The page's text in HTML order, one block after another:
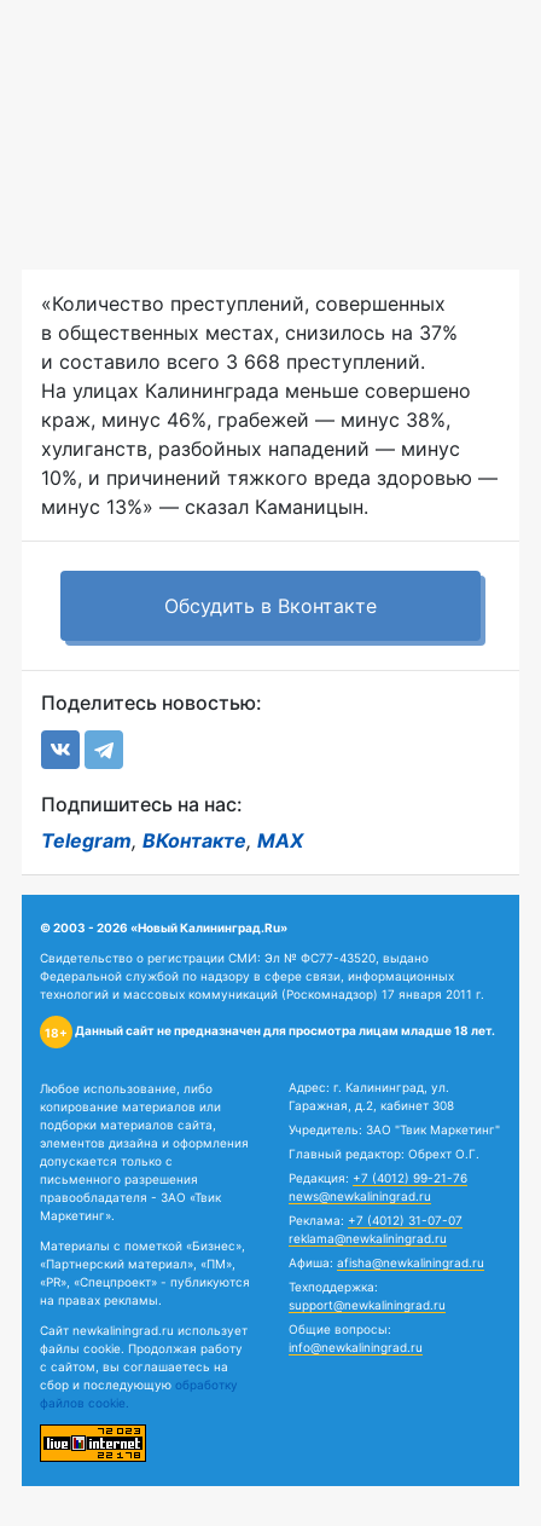
«Количество преступлений, совершенных
в общественных местах, снизилось на 37%
и составило всего 3 668 преступлений.
На улицах Калининграда меньше совершено
краж, минус 46%, грабежей — минус 38%,
хулиганств, разбойных нападений — минус
10%, и причинений тяжкого вреда здоровью —
минус 13%» — сказал Каманицын.
Обсудить в Вконтакте
Поделитесь новостью:
Подпишитесь на нас:
Telegram, ВКонтакте, MAX
© 2003 - 2026 «Новый Калининград.Ru»
Свидетельство о регистрации СМИ: Эл № ФС77-43520, выдано
Федеральной службой по надзору в сфере связи, информационных
технологий и массовых коммуникаций (Роскомнадзор) 17 января 2011 г.
18+ Данный сайт не предназначен для просмотра лицам младше 18 лет.
Любое использование, либо
копирование материалов или
подборки материалов сайта,
элементов дизайна и оформления
допускается только с
письменного разрешения
правообладателя - ЗАО «Твик
Маркетинг».
Материалы с пометкой «Бизнес»,
«Партнерский материал», «ПМ»,
«PR», «Спецпроект» - публикуются
на правах рекламы.
Сайт newkaliningrad.ru использует
файлы cookie. Продолжая работу
с сайтом, вы соглашаетесь на
сбор и последующую обработку
файлов cookie.
Адрес: г. Калининград, ул.
Гаражная, д.2, кабинет 308
Учредитель: ЗАО "Твик Маркетинг"
Главный редактор: Обрехт О.Г.
Редакция: +7 (4012) 99-21-76
news@newkaliningrad.ru
Реклама: +7 (4012) 31-07-07
reklama@newkaliningrad.ru
Афиша: afisha@newkaliningrad.ru
Техподдержка:
support@newkaliningrad.ru
Общие вопросы:
info@newkaliningrad.ru